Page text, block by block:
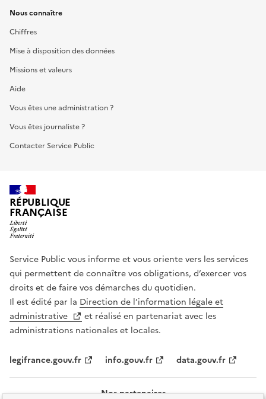
Nous connaître
Chiffres
Mise à disposition des données
Missions et valeurs
Aide
Vous êtes une administration ?
Vous êtes journaliste ?
Contacter Service Public
RÉPUBLIQUE
FRANÇAISE
Service Public vous informe et vous oriente vers les services
qui permettent de connaître vos obligations, d’exercer vos
droits et de faire vos démarches du quotidien.
Il est édité par la Direction de l’information légale et
administrative
et réalisé en partenariat avec les
administrations nationales et locales.
legifrance.gouv.fr info.gouv.fr data.gouv.fr
Nos partenaires